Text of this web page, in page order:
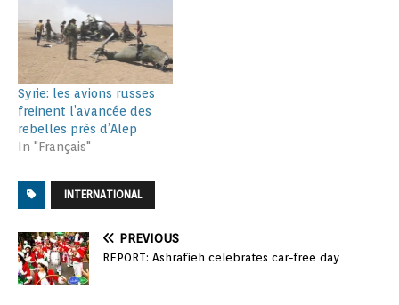
Syrie: les avions russes
freinent l’avancée des
rebelles près d’Alep
In "Français"
INTERNATIONAL
PREVIOUS
REPORT: Ashrafieh celebrates car-free day